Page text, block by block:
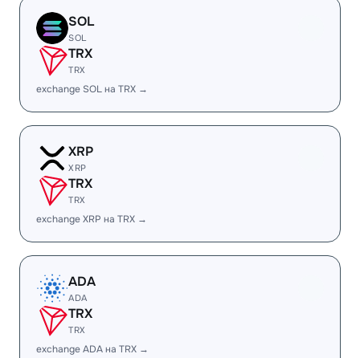
SOL
SOL
TRX
TRX
exchange SOL на TRX →
XRP
XRP
TRX
TRX
exchange XRP на TRX →
ADA
ADA
TRX
TRX
exchange ADA на TRX →